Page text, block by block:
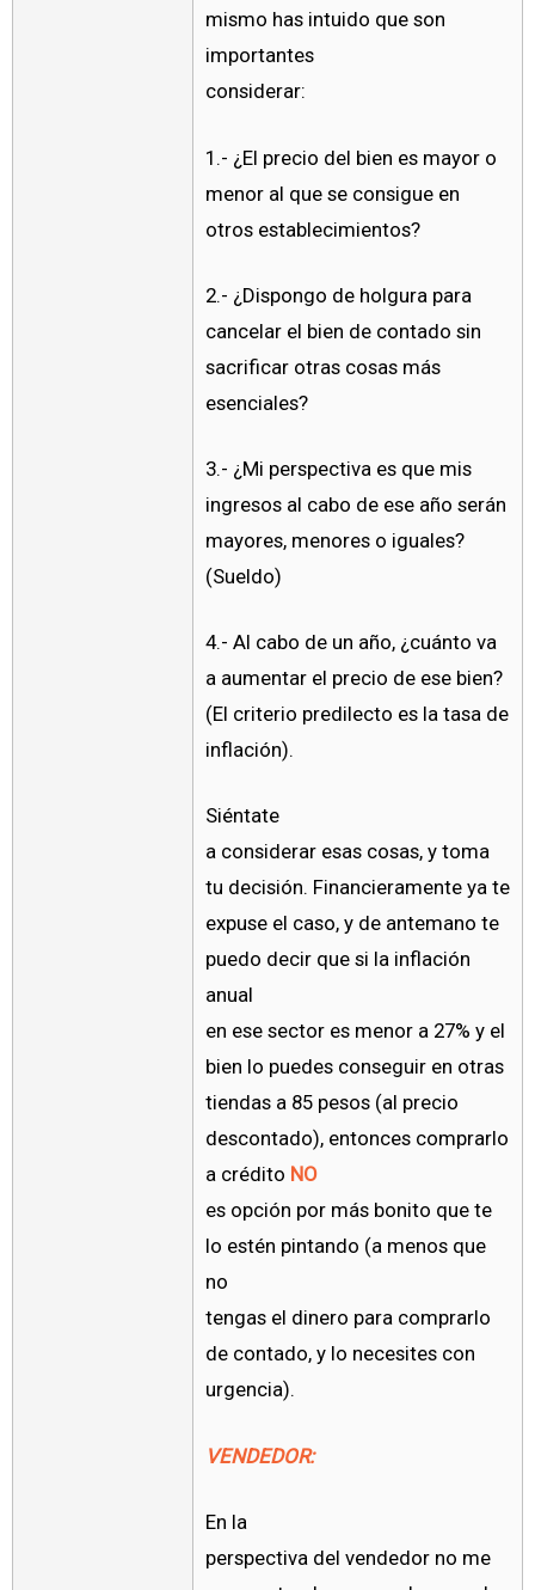
mismo has intuido que son
importantes
considerar:
1.- ¿El precio del bien es mayor o
menor al que se consigue en
otros establecimientos?
2.- ¿Dispongo de holgura para
cancelar el bien de contado sin
sacrificar otras cosas más
esenciales?
3.- ¿Mi perspectiva es que mis
ingresos al cabo de ese año serán
mayores, menores o iguales?
(Sueldo)
4.- Al cabo de un año, ¿cuánto va
a aumentar el precio de ese bien?
(El criterio predilecto es la tasa de
inflación).
Siéntate
a considerar esas cosas, y toma
tu decisión. Financieramente ya te
expuse el caso, y de antemano te
puedo decir que si la inflación
anual
en ese sector es menor a 27% y el
bien lo puedes conseguir en otras
tiendas a 85 pesos (al precio
descontado), entonces comprarlo
a crédito NO
es opción por más bonito que te
lo estén pintando (a menos que
no
tengas el dinero para comprarlo
de contado, y lo necesites con
urgencia).
VENDEDOR:
En la
perspectiva del vendedor no me